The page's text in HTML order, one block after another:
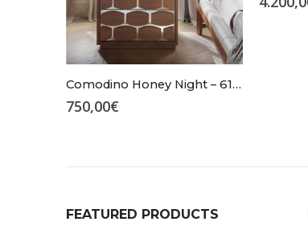
Comodino Honey Night – 6116
750,00€
FEATURED PRODUCTS